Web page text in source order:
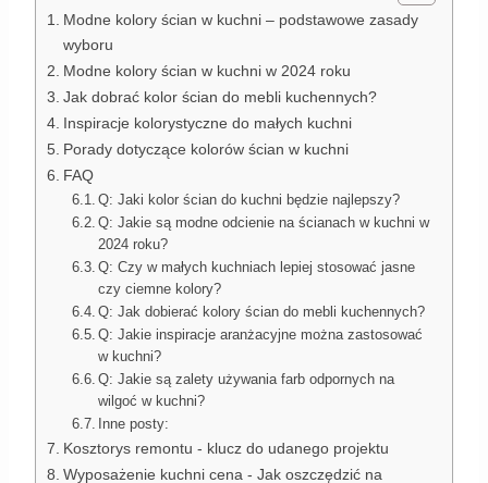
Modne kolory ścian w kuchni – podstawowe zasady
wyboru
Modne kolory ścian w kuchni w 2024 roku
Jak dobrać kolor ścian do mebli kuchennych?
Inspiracje kolorystyczne do małych kuchni
Porady dotyczące kolorów ścian w kuchni
FAQ
Q: Jaki kolor ścian do kuchni będzie najlepszy?
Q: Jakie są modne odcienie na ścianach w kuchni w
2024 roku?
Q: Czy w małych kuchniach lepiej stosować jasne
czy ciemne kolory?
Q: Jak dobierać kolory ścian do mebli kuchennych?
Q: Jakie inspiracje aranżacyjne można zastosować
w kuchni?
Q: Jakie są zalety używania farb odpornych na
wilgoć w kuchni?
Inne posty:
Kosztorys remontu - klucz do udanego projektu
Wyposażenie kuchni cena - Jak oszczędzić na